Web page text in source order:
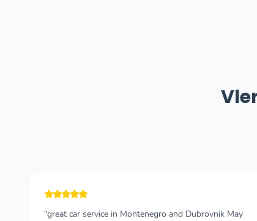
"Podgorica Airport to Budva Jul 2020 The driver was